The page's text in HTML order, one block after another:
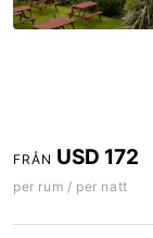
FRÅN USD 172
per rum / per natt